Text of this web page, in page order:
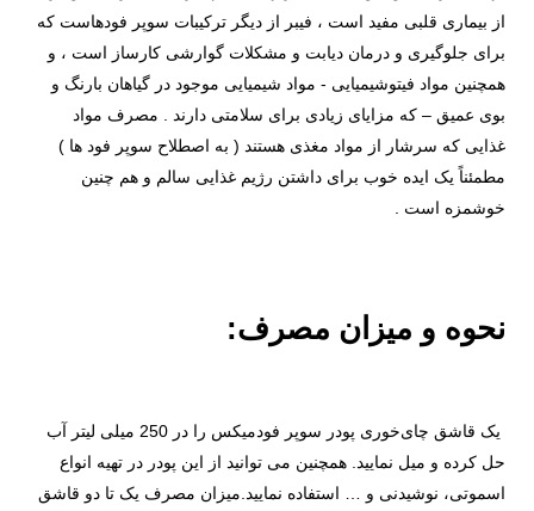
از بیماری قلبی مفید است ، فیبر از دیگر ترکیبات سوپر فودهاست که
برای جلوگیری و درمان دیابت و مشکلات گوارشی کارساز است ، و
همچنین مواد فیتوشیمیایی - مواد شیمیایی موجود در گیاهان بارنگ و
بوی عمیق – که مزایای زیادی برای سلامتی دارند . مصرف مواد
غذایی که سرشار از مواد مغذی هستند ( به اصطلاح سوپر فود ها )
مطمئناً یک ایده خوب برای داشتن رژیم غذایی سالم و هم چنین
خوشمزه است .
نحوه و میزان مصرف:
یک قاشق چای‌خوری پودر سوپر فودمیکس را در 250 میلی لیتر آب
حل کرده و میل نمایید. همچنین می‌ توانید از این پودر در تهیه انواع
اسموتی، نوشیدنی و … استفاده نمایید.میزان مصرف یک تا دو قاشق